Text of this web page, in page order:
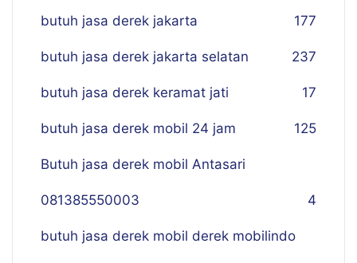
butuh jasa derek jakarta 177
butuh jasa derek jakarta selatan 237
butuh jasa derek keramat jati 17
butuh jasa derek mobil 24 jam 125
Butuh jasa derek mobil Antasari
081385550003 4
butuh jasa derek mobil derek mobilindo